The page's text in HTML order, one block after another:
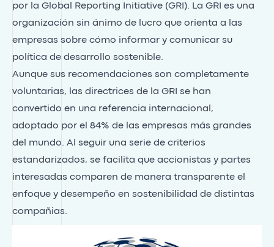
por la Global Reporting Initiative (GRI). La GRI es una
organización sin ánimo de lucro que orienta a las
empresas sobre cómo informar y comunicar su
política de desarrollo sostenible.
Aunque sus recomendaciones son completamente
voluntarias, las directrices de la GRI se han
convertido en una referencia internacional,
adoptado por el 84% de las empresas más grandes
del mundo. Al seguir una serie de criterios
estandarizados, se facilita que accionistas y partes
interesadas comparen de manera transparente el
enfoque y desempeño en sostenibilidad de distintas
compañias.